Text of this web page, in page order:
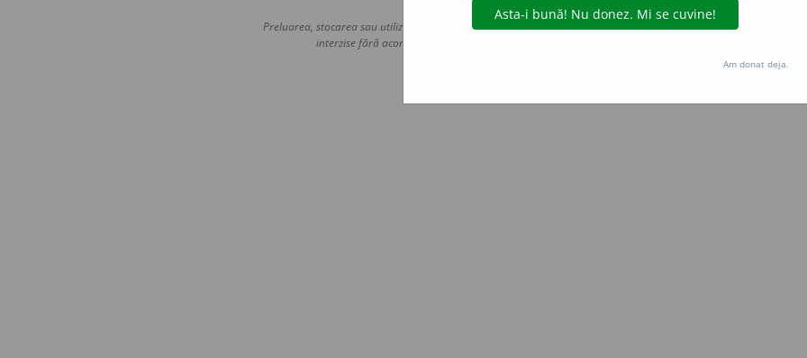
Copyright © 2004-2026 dexonline (https://dexonline.ro)
Preluarea, stocarea sau utilizarea datelor de pe acest site, inclusiv prin orice metode de extragere automată
interzise fără acordul nostru prealabil scris, cu excepția seturilor de date oferite oficial spre utilizare
Hosterion
Am donat deja.